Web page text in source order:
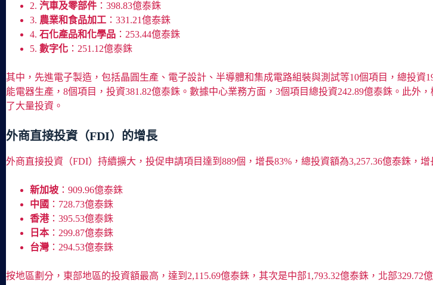
2. 汽車及零部件 ：398.83億泰銖
3. 農業和食品加工 ：331.21億泰銖
4. 石化產品和化學品 ：253.44億泰銖
5. 數字化 ：251.12億泰銖
其中，先進電子製造，包括晶圓生產、電子設計、半導體和集成電路組裝與測試等10個項目，總投資
能電器生產，8個項目，投資381.82億泰銖。數據中心業務方面，3個項目總投資242.89億泰銖。此
了大量投資。
外商直接投資（FDI）的增長
外商直接投資（FDI）持續擴大，投促申請項目達到889個，增長83%，總投資額為3,257.36億泰銖，
新加坡 ：909.96億泰銖
中國 ：728.73億泰銖
香港：395.53億泰銖
日本：299.87億泰銖
台灣 ：294.53億泰銖
按地區劃分，東部地區的投資額最高，達到2,115.69億泰銖，其次是中部1,793.32億泰銖，北部329.72